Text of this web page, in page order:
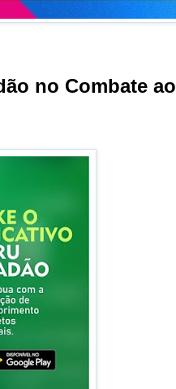
no Combate ao